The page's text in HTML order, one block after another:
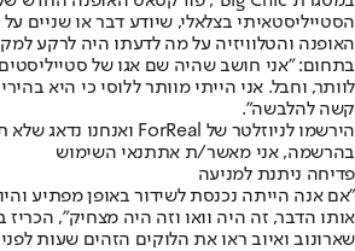
הסטייליסטאיתי בצלאלי, שיודע דבר או שניים
האופנה והטלוויזיה על מה לדעתו היה לרקע
בתחום: "אני חושב שהיה שם אגו של
לוותר, וחבל. אני הייתי מוותר ללוסי כי היא
קשה להלבשה".
הירשמו לניוזלטר של ForReal ואנחנו נדאג שלא תפספסו שום דבר חשוב!
בהרשמה, אני מאשר/ת אתתנאי השימוש
פדיחה ניתנת למניעה
"אם אנה הייתה נכנסת לשידור באופן מפתיע
אותו הדבר, זה היה וואו וזה היה מצחיק", הכריז
שארונוב ואיוב ראו את הלוקים הזהים שעות לפני